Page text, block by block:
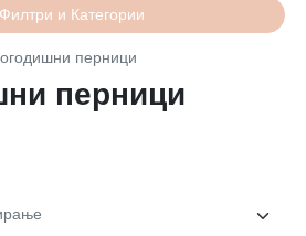
Филтри и Категории
перници
перници